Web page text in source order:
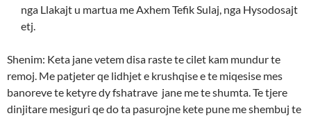
nga Llakajt u martua me Axhem Tefik Sulaj, nga Hysodosajt
etj.
Shenim: Keta jane vetem disa raste te cilet kam mundur te
remoj. Me patjeter qe lidhjet e krushqise e te miqesise mes
banoreve te ketyre dy fshatrave jane me te shumta. Te tjere
dinjitare mesiguri qe do ta pasurojne kete pune me shembuj te